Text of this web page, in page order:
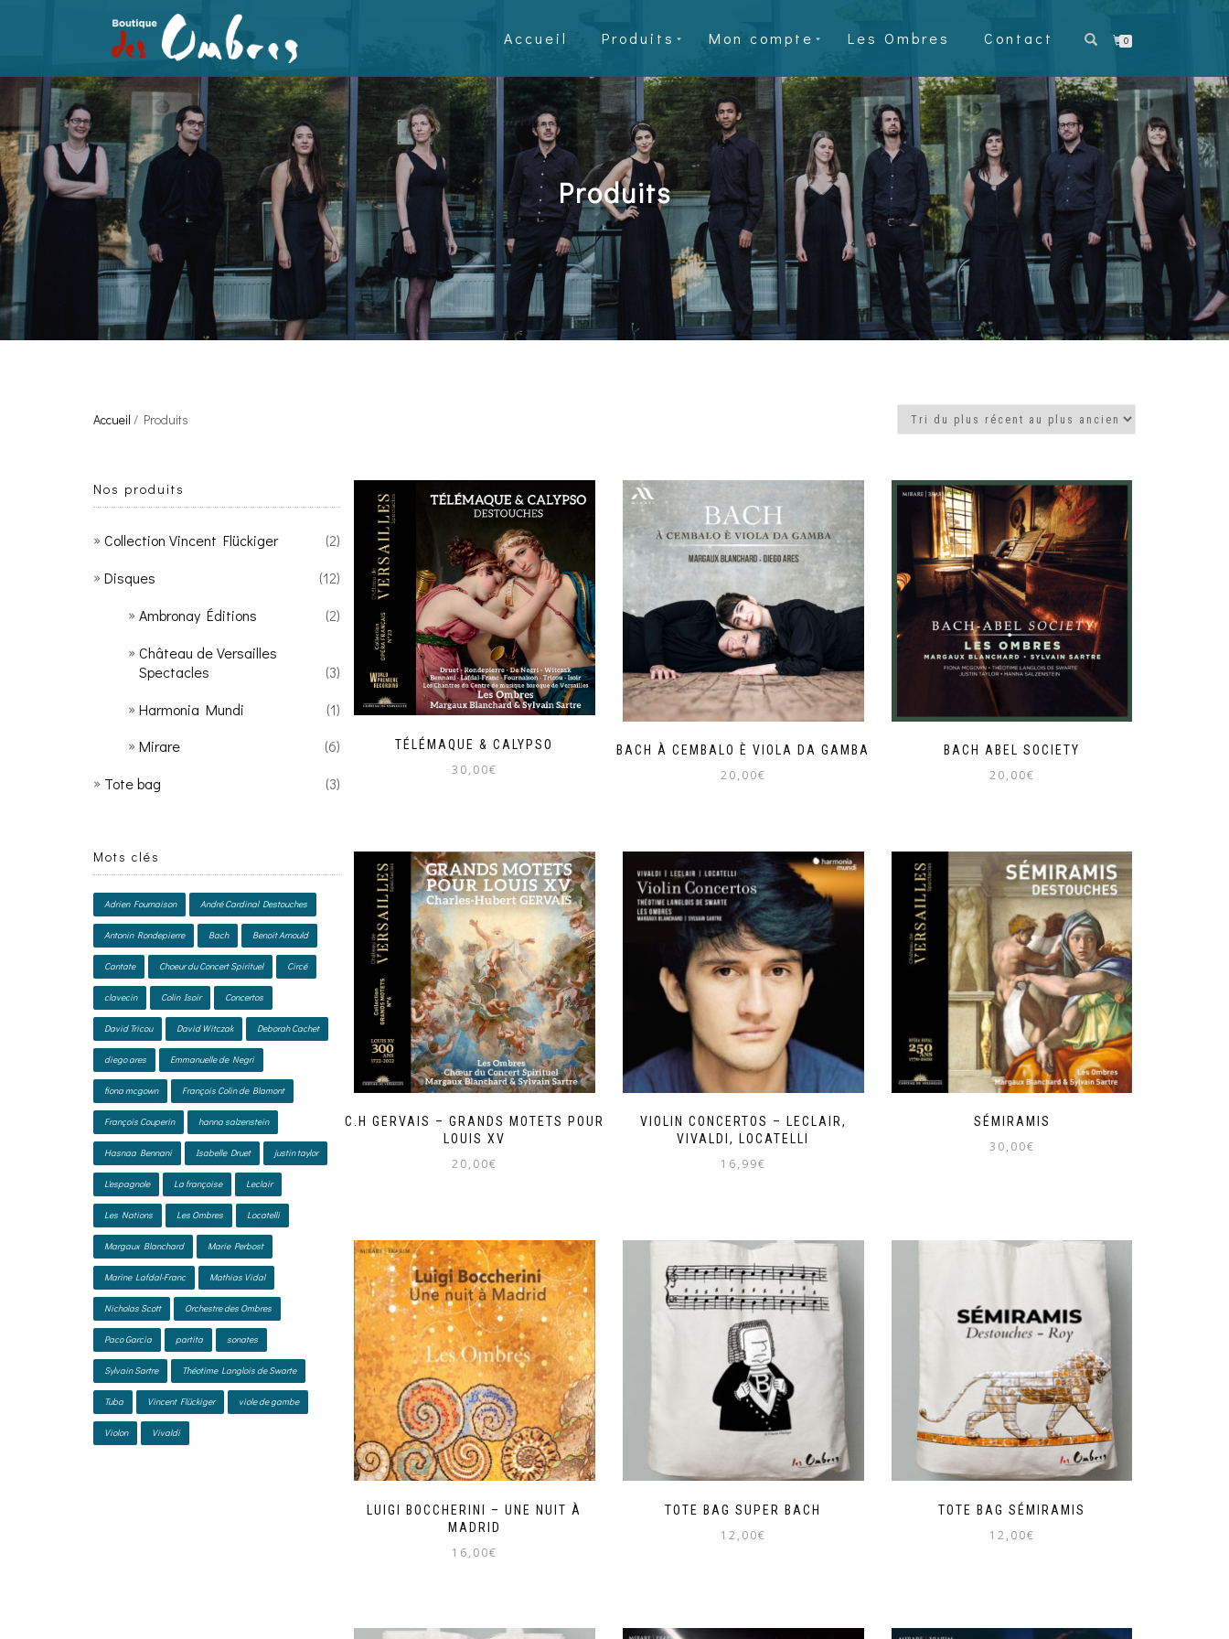
Accueil Produits Mon compte Les Ombres Contact 0
Produits
Accueil / Produits
TÉLÉMAQUE & CALYPSO
30,00€
BACH À CEMBALO È VIOLA DA GAMBA
20,00€
BACH ABEL SOCIETY
20,00€
C.H GERVAIS – GRANDS MOTETS POUR
LOUIS XV
20,00€
VIOLIN CONCERTOS – LECLAIR,
VIVALDI, LOCATELLI
16,99€
SÉMIRAMIS
30,00€
LUIGI BOCCHERINI – UNE NUIT À
MADRID
16,00€
TOTE BAG SUPER BACH
12,00€
TOTE BAG SÉMIRAMIS
12,00€
Nos produits
Collection Vincent Flückiger
(2)
Disques
(12)
Ambronay Éditions
(2)
Château de Versailles
Spectacles
(3)
Harmonia Mundi
(1)
Mirare
(6)
Tote bag
(3)
Mots clés
Adrien Fournaison André Cardinal Destouches
Antonin Rondepierre Bach Benoit Arnould
Cantate Choeur du Concert Spirituel Circé
clavecin Colin Isoir Concertos
David Tricou David Witczak Deborah Cachet
diego ares Emmanuelle de Negri
fiona mcgown François Colin de Blamont
François Couperin hanna salzenstein
Hasnaa Bennani Isabelle Druet justin taylor
L'espagnole La françoise Leclair
Les Nations Les Ombres Locatelli
Margaux Blanchard Marie Perbost
Marine Lafdal-Franc Mathias Vidal
Nicholas Scott Orchestre des Ombres
Paco Garcia partita sonates
Sylvain Sartre Théotime Langlois de Swarte
Tuba Vincent Flückiger viole de gambe
Violon Vivaldi